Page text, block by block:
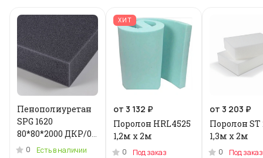
Пенополиуретан
SPG 1620
80*80*2000 ДКР/0.2
кг .N-3955U
0 Есть в наличии
ХИТ
от 3 132 ₽
Поролон HRL4525
1,2м x 2м
0 Под заказ
от 3 203 ₽
Поролон ST
1,3м х 2м
0 Под заказ